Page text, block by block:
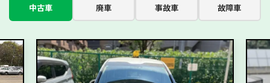
中古車 廃車 事故車 故障車